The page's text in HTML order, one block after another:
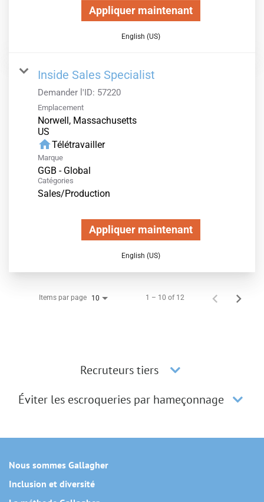
Appliquer maintenant
English (US)
Inside Sales Specialist
Demander l'ID: 57220
Emplacement
Norwell, Massachusetts
homeTélétravailler
Marque
GGB - Global
Catégories
Sales/Production
Appliquer maintenant
English (US)
Items par page 10 1 – 10 of 12
Recruteurs tiers
Éviter les escroqueries par hameçonnage
Nous sommes Gallagher
Inclusion et diversité